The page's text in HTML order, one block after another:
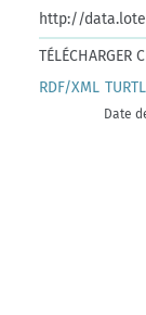
http://
TÉLÉCHARGER
RDF/XML
Date